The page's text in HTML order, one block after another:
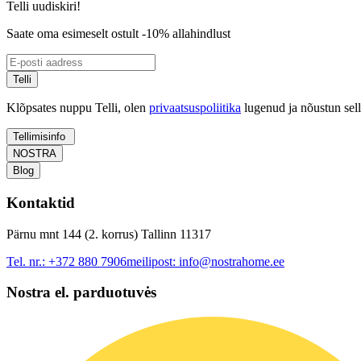
Telli uudiskiri!
Saate oma esimeselt ostult -10% allahindlust
Telli
Klõpsates nuppu Telli, olen privaatsuspoliitika lugenud ja nõustun
Tellimisinfo
NOSTRA
Blog
Kontaktid
Pärnu mnt 144 (2. korrus) Tallinn 11317
Tel. nr.: +372 880 7906meilipost: info@nostrahome.ee
Nostra el. parduotuvės